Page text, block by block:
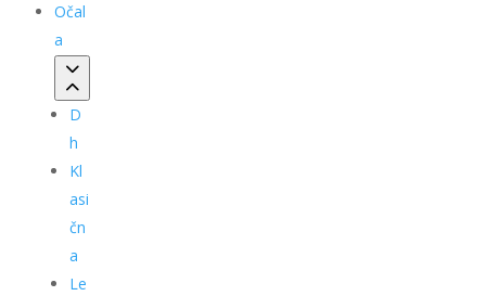
Očal
a
D
h
Kl
asi
čn
a
Le